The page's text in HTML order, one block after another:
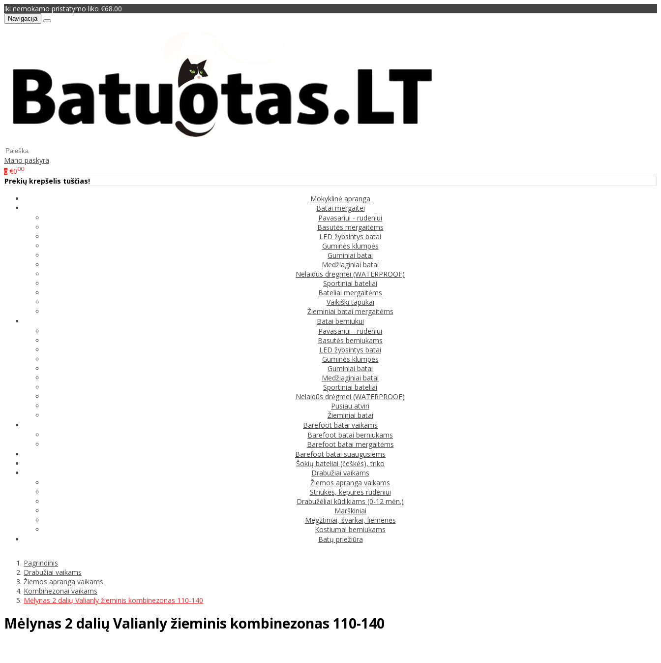
Iki nemokamo pristatymo liko €68.00
Navigacija
Mano paskyra
0 €000
Prekių krepšelis tuščias!
Mokyklinė apranga
Batai mergaitei
Pavasariui - rudeniui
Basutės mergaitėms
LED žybsintys batai
Guminės klumpės
Guminiai batai
Medžiaginiai batai
Nelaidūs drėgmei (WATERPROOF)
Sportiniai bateliai
Bateliai mergaitėms
Vaikiški tapukai
Žieminiai batai mergaitėms
Batai berniukui
Pavasariui - rudeniui
Basutės berniukams
LED žybsintys batai
Guminės klumpės
Guminiai batai
Medžiaginiai batai
Sportiniai bateliai
Nelaidūs drėgmei (WATERPROOF)
Pusiau atviri
Žieminiai batai
Barefoot batai vaikams
Barefoot batai berniukams
Barefoot batai mergaitėms
Barefoot batai suaugusiems
Šokių bateliai (češkės), triko
Drabužiai vaikams
Žiemos apranga vaikams
Striukės, kepurės rudeniui
Drabužėliai kūdikiams (0-12 mėn.)
Marškiniai
Megztiniai, švarkai, liemenės
Kostiumai berniukams
Batų priežiūra
Pagrindinis
Drabužiai vaikams
Žiemos apranga vaikams
Kombinezonai vaikams
Mėlynas 2 dalių Valianly žieminis kombinezonas 110-140
Mėlynas 2 dalių Valianly žieminis kombinezonas 110-140